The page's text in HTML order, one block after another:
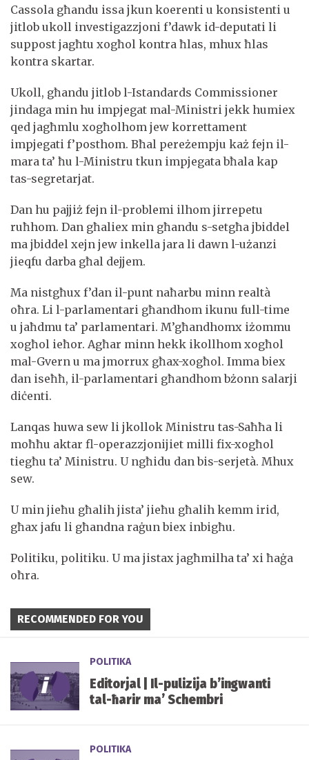
Cassola għandu issa jkun koerenti u konsistenti u
jitlob ukoll investigazzjoni f’dawk id-deputati li
suppost jagħtu xogħol kontra ħlas, mhux ħlas
kontra skartar.
Ukoll, għandu jitlob l-Istandards Commissioner
jindaga min hu impjegat mal-Ministri jekk humiex
qed jagħmlu xogħolhom jew korrettament
impjegati f’posthom. Bħal pereżempju każ fejn il-
mara ta’ ħu l-Ministru tkun impjegata bħala kap
tas-segretarjat.
Dan hu pajjiż fejn il-problemi ilhom jirrepetu
ruħhom. Dan għaliex min għandu s-setgħa jbiddel
ma jbiddel xejn jew inkella jara li dawn l-użanzi
jieqfu darba għal dejjem.
Ma nistgħux f’dan il-punt naħarbu minn realtà
oħra. Li l-parlamentari għandhom ikunu full-time
u jaħdmu ta’ parlamentari. M’għandhomx iżommu
xogħol ieħor. Agħar minn hekk ikollhom xogħol
mal-Gvern u ma jmorrux għax-xogħol. Imma biex
dan iseħħ, il-parlamentari għandhom bżonn salarji
diċenti.
Lanqas huwa sew li jkollok Ministru tas-Saħħa li
moħħu aktar fl-operazzjonijiet milli fix-xogħol
tiegħu ta’ Ministru. U ngħidu dan bis-serjetà. Mhux
sew.
U min jieħu għalih jista’ jieħu għalih kemm irid,
għax jafu li għandna raġun biex inbigħu.
Politiku, politiku. U ma jistax jagħmilha ta’ xi ħaġa
oħra.
RECOMMENDED FOR YOU
POLITIKA
Editorjal | Il-pulizija b’ingwanti
tal-ħarir ma’ Schembri
POLITIKA